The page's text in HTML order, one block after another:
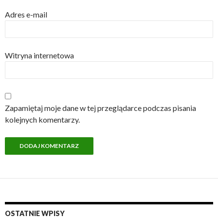
Adres e-mail
Witryna internetowa
Zapamiętaj moje dane w tej przeglądarce podczas pisania
kolejnych komentarzy.
OSTATNIE WPISY